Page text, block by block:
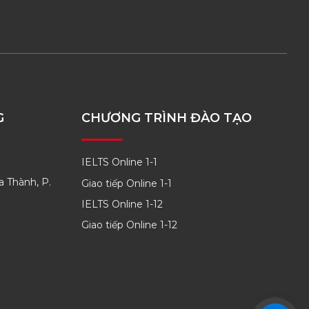
Thành, P.
CHƯƠNG TRÌNH ĐÀO TẠO
IELTS Online 1-1
Giao tiếp Online 1-1
IELTS Online 1-12
Giao tiếp Online 1-12